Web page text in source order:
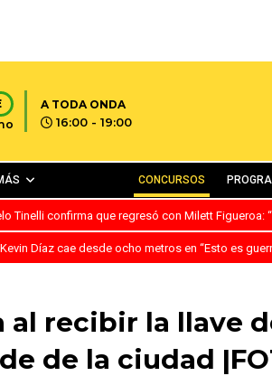
A TODA ONDA
16:00 - 19:00
CONCURSOS
Tinelli confirma que regresó con Milett Figueroa:
Díaz cae desde ocho metros en “Esto es
al recibir la llave
de la ciudad